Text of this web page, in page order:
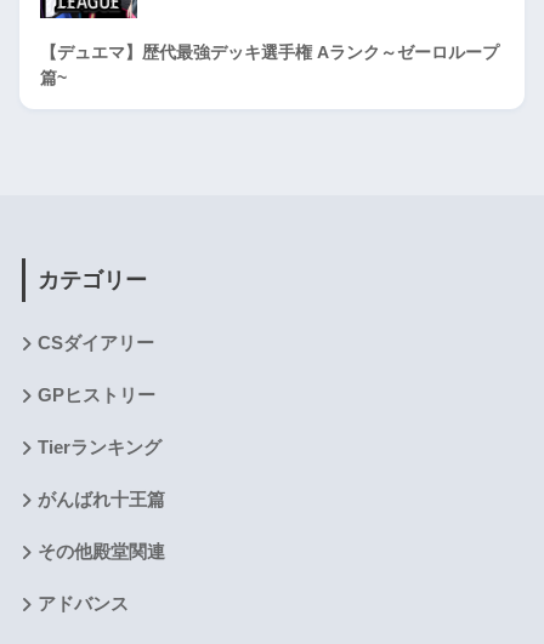
【デュエマ】歴代最強デッキ選手権 Aランク～ゼーロループ
篇~
カテゴリー
CSダイアリー
GPヒストリー
Tierランキング
がんばれ十王篇
その他殿堂関連
アドバンス